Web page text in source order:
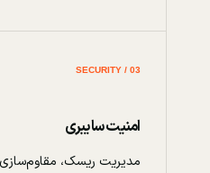
03 / SECURITY
امنیت سایبری
مدیریت ریسک،